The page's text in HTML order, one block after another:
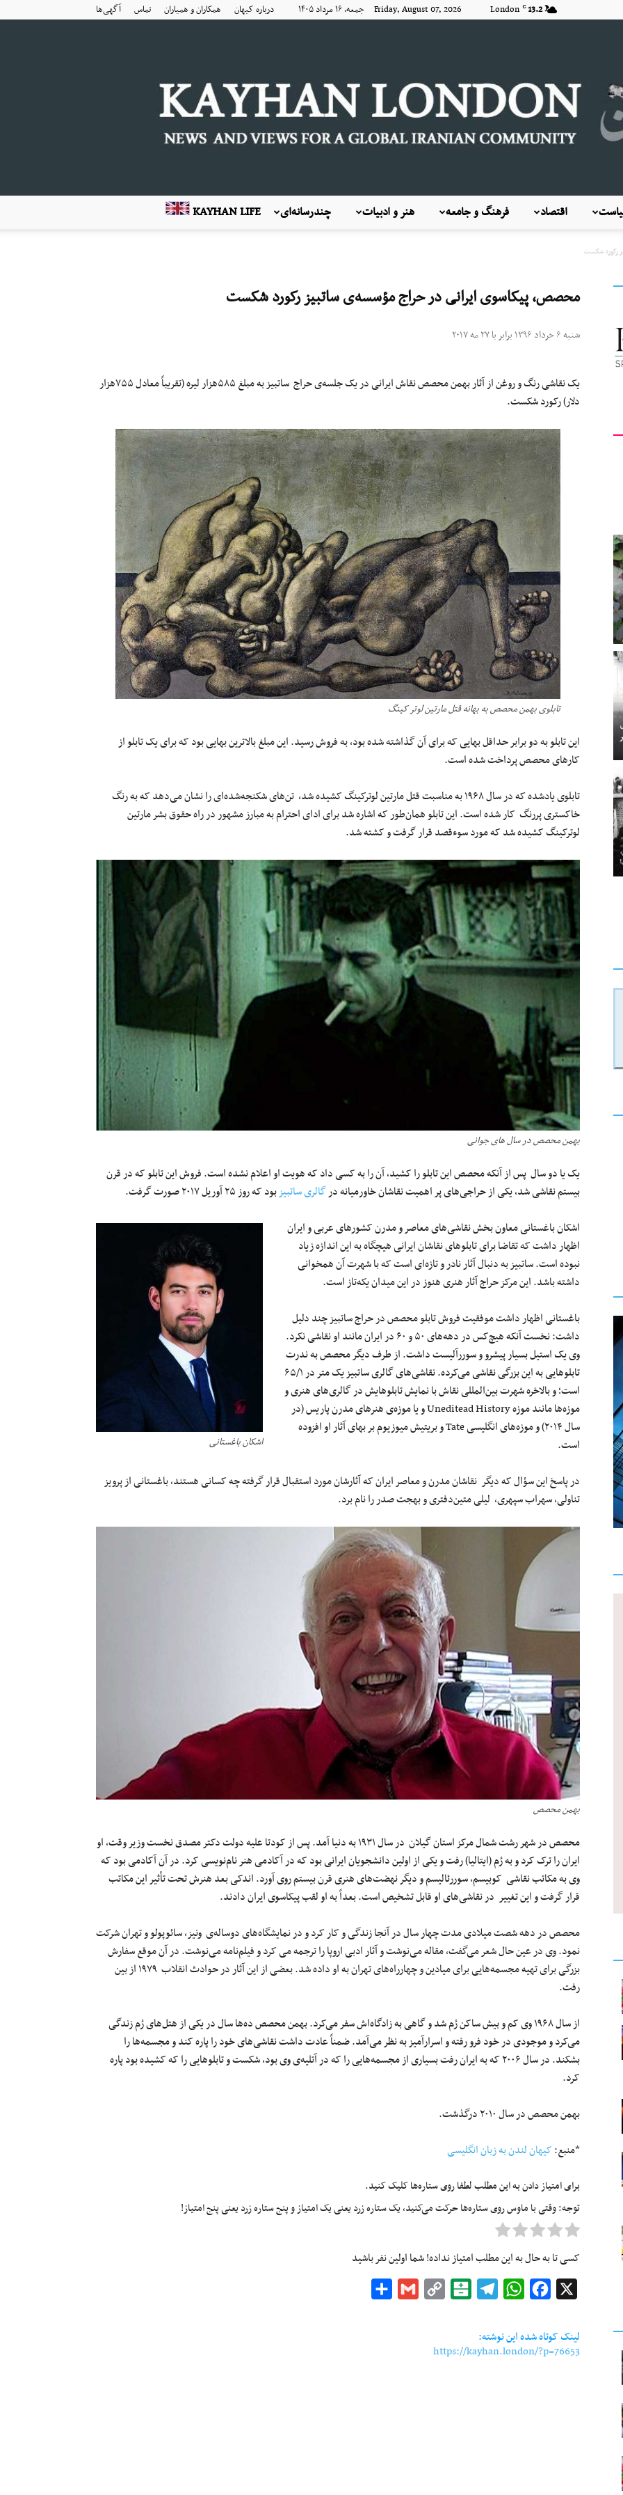
13.2
C
London Friday, August 07, 2026 جمعه, ۱۶ مرداد ۱۴۰۵ درباره کیهان همکاران و همیاران تماس آگهی‌ها
کیهان
KAYHAN LIFE چندرسانه‌ای هنر و ادبیات فرهنگ و جامعه اقتصاد
رکورد شکست
محصص، پیکاسوی ایرانی در حراج مؤسسه‌ی ساتبیز رکورد شکست
شنبه ۶ خرداد ۱۳۹۶ برابر با ۲۷ مه ۲۰۱۷
یک نقاشی رنگ و روغن از آثار بهمن محصص نقاش ایرانی در یک جلسه‌ی حراج ساتبیز به‌ مبلغ ۵۸۵هزار لیره (تقریباً معادل ۷۵۵هزار
دلار) رکورد شکست.
تابلوی بهمن محصص به بهانه قتل مارتین لوتر کینگ
این تابلو به دو برابر حداقل بهایی که برای آن گذاشته شده بود، به ‌فروش رسید. این مبلغ بالاترین بهایی بود که برای یک تابلو از
کارهای محصص پرداخت شده است.
تابلوی یادشده که در سال ۱۹۶۸ به‌ مناسبت قتل مارتین لوترکینگ کشیده شد، تن‌های شکنجه‌شده‌ای را نشان می‌دهد که به رنگ
خاکستری پررنگ کار شده است. این تابلو همان‌طور که اشاره شد برای ادای احترام به مبارز مشهور در راه حقوق بشر مارتین
لوترکینگ کشیده شد که مورد سوءقصد قرار گرفت و کشته شد.
بهمن محصص در سال های جوانی
یک یا دو سال پس از آنکه محصص این تابلو را کشید، آن را به کسی داد که هویت او اعلام نشده است. فروش این تابلو که در قرن
بیستم نقاشی شد، یکی از حراجی‌های پر اهمیت نقاشان خاورمیانه درگالری ساتبیزبود که روز ۲۵ آوریل ۲۰۱۷ صورت گرفت.
اشکان باغستانی
اشکان باغستانی معاون بخش نقاشی‌های معاصر و مدرن کشورهای عربی و ایران
اظهار داشت که تقاضا برای تابلوهای نقاشان ایرانی هیچگاه به این اندازه زیاد
نبوده است. ساتبیز به دنبال آثار نادر و تازه‌ای است که با شهرت آن همخوانی
داشته باشد. این مرکز حراج آثار هنری هنوز در این میدان یکه‌تاز است.
باغستانی اظهار داشت موفقیت فروش تابلو محصص در حراج ساتبیز چند دلیل
داشت: نخست آنکه هیچ‌کس در دهه‌های ۵۰ و ۶۰ در ایران مانند او نقاشی نکرد.
وی یک استیل بسیار پیشرو و سوررآلیست داشت. از طرف دیگر محصص به‌ ندرت
تابلوهایی به این بزرگی نقاشی می‌کرده. نقاشی‌های گالری ساتبیز یک متر در ۶۵/۱
است؛ و بالاخره شهرت بین‌المللی نقاش با نمایش تابلوهایش در گالری‌های هنری و
موزه‌ها مانند موزه Uneditead History و یا موزه‌ی هنرهای مدرن پاریس (در
سال ۲۰۱۴) و موزه‌های انگلیسی Tate و بریتیش میوزیوم بر بهای آثار او افزوده
است.
در پاسخ این سؤال که دیگر نقاشان مدرن و معاصر ایران که آثارشان مورد استقبال قرار گرفته چه کسانی هستند، باغستانی از پرویز
تناولی، سهراب سپهری، لیلی متین‌دفتری و بهجت صدر را نام برد.
بهمن محصص
محصص در شهر رشت شمال مرکز استان گیلان در سال ۱۹۳۱ به ‌دنیا آمد. پس از کودتا علیه دولت دکتر مصدق نخست وزیر وقت، او
ایران را ترک کرد و به رُم (ایتالیا) رفت و یکی از اولین دانشجویان ایرانی بود که در آکادمی هنر نام‌نویسی کرد. در آن آکادمی بود که
وی به مکاتب نقاشی کوبیسم، سوررئالیسم و دیگر نهضت‌های هنری قرن بیستم روی آورد. اندکی بعد هنرش تحت تأثیر این مکاتب
قرار گرفت و این تغییر در نقاشی‌های او قابل تشخیص است. بعداً به او لقب پیکاسوی ایران دادند.
محصص در دهه شصت میلادی مدت چهار سال در آنجا زندگی و کار کرد و در نمایشگاه‌های دوساله‌ی ونیز، سائوپولو و تهران شرکت
نمود. وی در عین حال شعر می‌گفت، مقاله می‌نوشت و آثار ادبی اروپا را ترجمه می‌ کرد و فیلم‌نامه‌ می‌نوشت. در آن موقع سفارش
بزرگی برای تهیه مجسمه‌هایی برای میادین و چهارراه‌های تهران به او داده شد. بعضی از این آثار در حوادث انقلاب ۱۹۷۹ از بین
رفت.
از سال ۱۹۶۸ وی کم و بیش ساکن رُم شد و گاهی به زادگاه‌اش سفر می‌کرد. بهمن محصص ده‌ها سال در یکی از هتل‌های رُم زندگی
می‌کرد و موجودی در خود فرو رفته و اسرارآمیز به نظر می‌آمد. ضمناً عادت داشت نقاشی‌های خود را پاره کند و مجسمه‌ها را
بشکند. در سال ۲۰۰۶ که به ایران رفت بسیاری از مجسمه‌هایی را که در آتلیه‌ی وی بود، شکست و تابلوهایی را که کشیده بود پاره
کرد.
بهمن محصص در سال ۲۰۱۰ درگذشت.
*منبع:کیهان لندن به زبان انگلیسی
برای امتیاز دادن به این مطلب لطفا روی ستاره‌ها کلیک کنید.
توجه: وقتی با ماوس روی ستاره‌ها حرکت می‌کنید، یک ستاره زرد یعنی یک امتیاز و پنج ستاره زرد یعنی پنج امتیاز!
کسی تا به حال به این مطلب امتیاز نداده! شما اولین نفر باشید
Facebook
WhatsApp
Telegram
Balatarin
Copy
Gmail
لینک کوتاه شده این نوشته:
https://kayhan.london/?p=76653